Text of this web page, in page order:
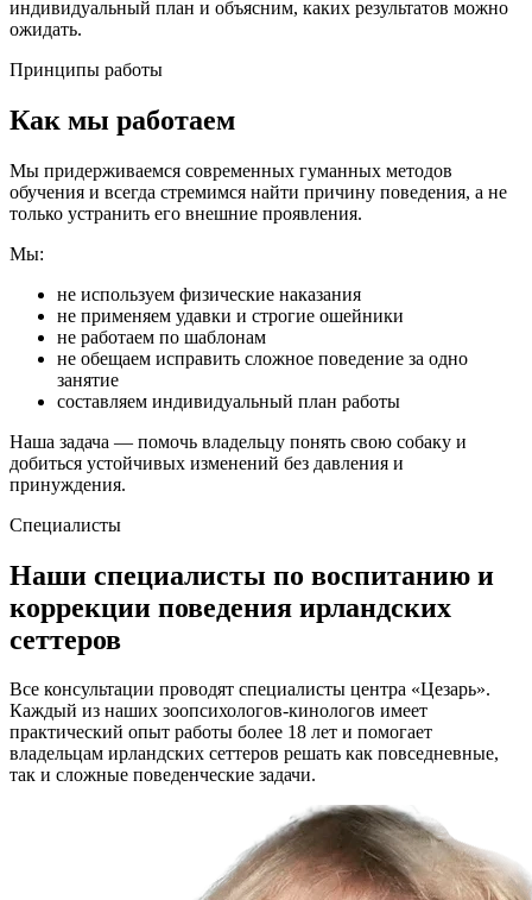
индивидуальный план и объясним, каких результатов можно
ожидать.
Принципы работы
Как мы работаем
Мы придерживаемся современных гуманных методов
обучения и всегда стремимся найти причину поведения, а не
только устранить его внешние проявления.
Мы:
не используем физические наказания
не применяем удавки и строгие ошейники
не работаем по шаблонам
не обещаем исправить сложное поведение за одно
занятие
составляем индивидуальный план работы
Наша задача — помочь владельцу понять свою собаку и
добиться устойчивых изменений без давления и
принуждения.
Специалисты
Наши специалисты по воспитанию и
коррекции поведения ирландских
сеттеров
Все консультации проводят специалисты центра «Цезарь».
Каждый из наших зоопсихологов-кинологов имеет
практический опыт работы более 18 лет и помогает
владельцам ирландских сеттеров решать как повседневные,
так и сложные поведенческие задачи.